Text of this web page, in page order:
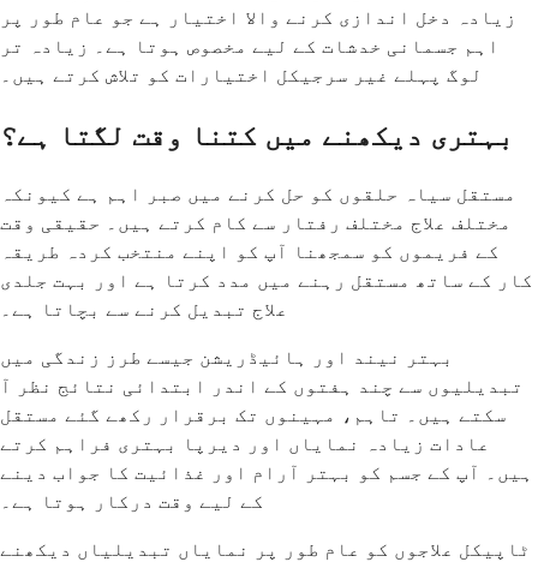
زیادہ دخل اندازی کرنے والا اختیار ہے جو عام طور پر
اہم جسمانی خدشات کے لیے مخصوص ہوتا ہے۔ زیادہ تر
لوگ پہلے غیر سرجیکل اختیارات کو تلاش کرتے ہیں۔
بہتری دیکھنے میں کتنا وقت لگتا ہے؟
مستقل سیاہ حلقوں کو حل کرنے میں صبر اہم ہے کیونکہ
مختلف علاج مختلف رفتار سے کام کرتے ہیں۔ حقیقی وقت
کے فریموں کو سمجھنا آپ کو اپنے منتخب کردہ طریقہ
کار کے ساتھ مستقل رہنے میں مدد کرتا ہے اور بہت جلدی
علاج تبدیل کرنے سے بچاتا ہے۔
بہتر نیند اور ہائیڈریشن جیسے طرز زندگی میں
تبدیلیوں سے چند ہفتوں کے اندر ابتدائی نتائج نظر آ
سکتے ہیں۔ تاہم، مہینوں تک برقرار رکھے گئے مستقل
عادات زیادہ نمایاں اور دیرپا بہتری فراہم کرتے
ہیں۔ آپ کے جسم کو بہتر آرام اور غذائیت کا جواب دینے
کے لیے وقت درکار ہوتا ہے۔
ٹاپیکل علاجوں کو عام طور پر نمایاں تبدیلیاں دیکھنے